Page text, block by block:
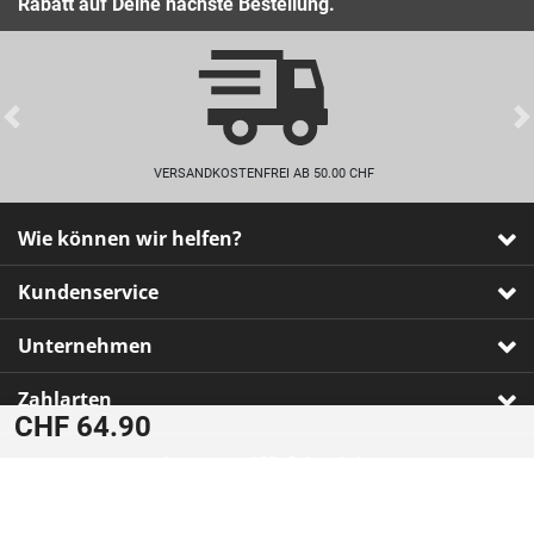
CHF 64.90
VERSANDKOSTENFREI AB 50.00 CHF
Previous
Wie können wir helfen?
Kundenservice
Unternehmen
Zahlarten